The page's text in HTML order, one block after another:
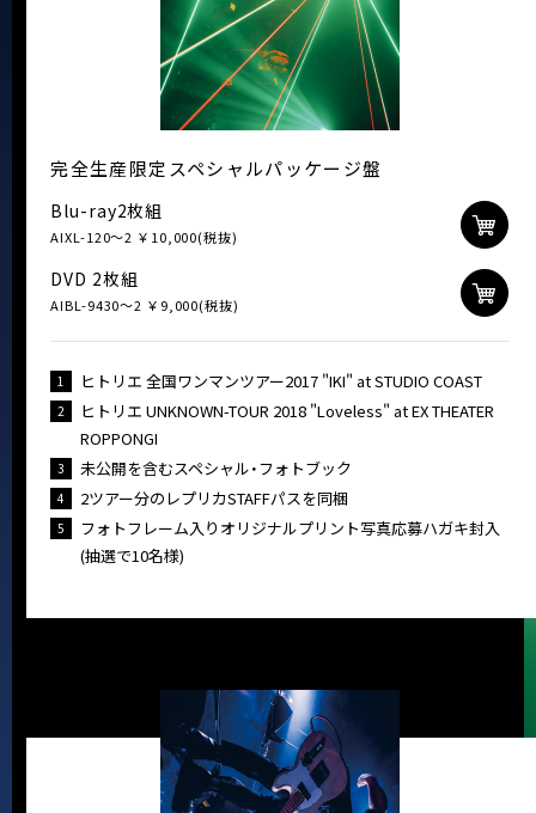
完全生産限定スペシャルパッケージ盤
Blu-ray2枚組
AIXL-120～2 ￥10,000(税抜)
DVD 2枚組
AIBL-9430～2 ￥9,000(税抜)
1 ヒトリエ 全国ワンマンツアー2017 "IKI" at STUDIO COAST
2
ヒトリエ UNKNOWN-TOUR 2018 "Loveless" at EX THEATER
ROPPONGI
3 未公開を含むスペシャル・フォトブック
4 2ツアー分のレプリカSTAFFパスを同梱
5
フォトフレーム入りオリジナルプリント写真応募ハガキ封入
(抽選で10名様)